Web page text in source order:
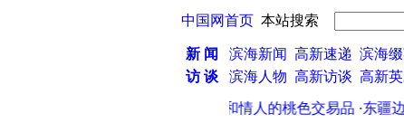
中国网首页 本站搜索
新 闻 滨海新闻 高新速递 滨海
访 谈
滨海人物 高新访谈 高新
我只是前夫和情人的桃色交易品·东疆边